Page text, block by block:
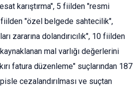
karıştırma", 5 fiilden "resmi
"özel belgede sahtecilik",
zararına dolandırıcılık", 10 fiilden
mal varlığı değerlerini
fatura düzenleme" suçlarından 187
cezalandırılması ve suçtan